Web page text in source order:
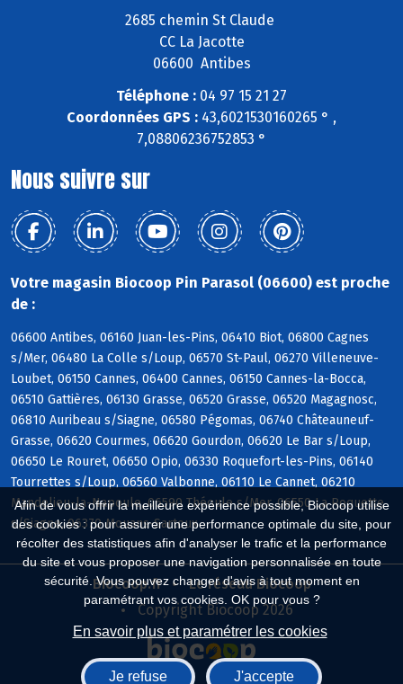
Afin de vous offrir la meilleure expérience possible, Biocoop utilise
des cookies : pour assurer une performance optimale du site, pour
récolter des statistiques afin d'analyser le trafic et la performance
du site et vous proposer une navigation personnalisée en toute
sécurité. Vous pouvez changer d'avis à tout moment en
paramétrant vos cookies. OK pour vous ?
En savoir plus et paramétrer les cookies
Je refuse J'accepte
2685 chemin St Claude
CC La Jacotte
06600 Antibes
Téléphone : 04 97 15 21 27
Coordonnées GPS : 43,6021530160265 ° ,
7,08806236752853 °
Nous suivre sur
Votre magasin Biocoop Pin Parasol (06600) est proche
de :
06600 Antibes, 06160 Juan-les-Pins, 06410 Biot, 06800 Cagnes
s/Mer, 06480 La Colle s/Loup, 06570 St-Paul, 06270 Villeneuve-
Loubet, 06150 Cannes, 06400 Cannes, 06150 Cannes-la-Bocca,
06510 Gattières, 06130 Grasse, 06520 Grasse, 06520 Magagnosc,
06810 Auribeau s/Siagne, 06580 Pégomas, 06740 Châteauneuf-
Grasse, 06620 Courmes, 06620 Gourdon, 06620 Le Bar s/Loup,
06650 Le Rouret, 06650 Opio, 06330 Roquefort-les-Pins, 06140
Tourrettes s/Loup, 06560 Valbonne, 06110 Le Cannet, 06210
Mandelieu-la-Napoule, 06590 Théoule s/Mer, 06550 La Roquette
s/Siagne, 06370 Mouans-Sartoux
Biocoop.fr
Le réseau Biocoop
Copyright Biocoop 2026